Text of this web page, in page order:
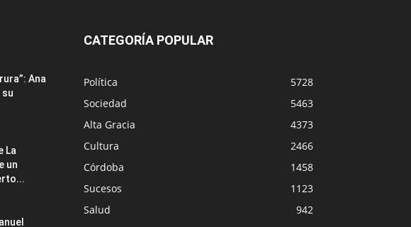
Ana
La
un
CATEGORÍA POPULAR
Política
5728
Sociedad
5463
Alta Gracia
4373
Cultura
2466
Córdoba
1458
Sucesos
1123
Salud
942